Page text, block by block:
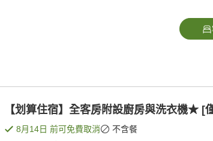
【划算住宿】全客房附設廚房與洗衣機★ [
8月14日 前可免費取消 不含餐